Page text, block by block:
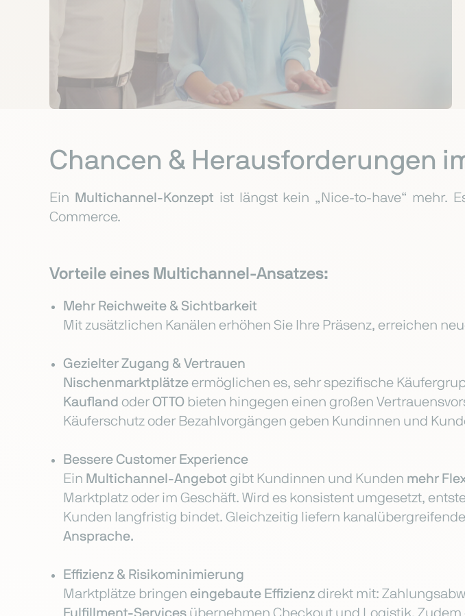
Chancen & Herausforderungen
Ein Multichannel-Konzept ist längst kein „Nice-to-have“ mehr.
Commerce.
Vorteile eines Multichannel-Ansatzes:
Mehr Reichweite & Sichtbarkeit
Mit zusätzlichen Kanälen erhöhen Sie Ihre Präsenz, erreichen
Gezielter Zugang & Vertrauen
Nischenmarktplätze ermöglichen es, sehr spezifische
Kaufland oder OTTO bieten hingegen einen großen
Käuferschutz oder Bezahlvorgängen geben Kundinnen und
Bessere Customer Experience
Ein Multichannel-Angebot gibt Kundinnen und Kunden mehr
Marktplatz oder im Geschäft. Wird es konsistent umgesetzt,
Kunden langfristig bindet. Gleichzeitig liefern
Ansprache.
Effizienz & Risikominimierung
Marktplätze bringen eingebaute Effizienz direkt mit:
Fulfillment-Services übernehmen Checkout und Logistik.